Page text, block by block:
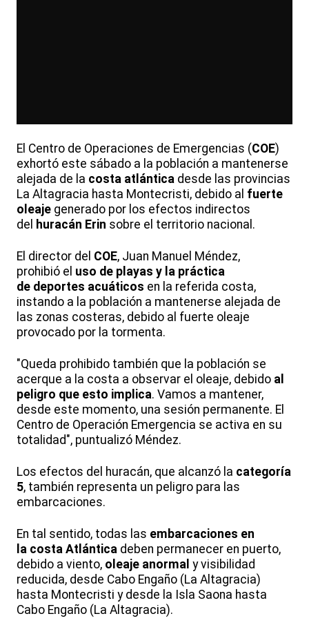
El Centro de Operaciones de Emergencias (COE)
exhortó este sábado a la población a mantenerse
alejada de la costa atlántica desde las provincias
La Altagracia hasta Montecristi, debido al fuerte
oleaje generado por los efectos indirectos
del huracán Erin sobre el territorio nacional.
El director del COE, Juan Manuel Méndez,
prohibió el uso de playas y la práctica
de deportes acuáticos en la referida costa,
instando a la población a mantenerse alejada de
las zonas costeras, debido al fuerte oleaje
provocado por la tormenta.
"Queda prohibido también que la población se
acerque a la costa a observar el oleaje, debido al
peligro que esto implica. Vamos a mantener,
desde este momento, una sesión permanente. El
Centro de Operación Emergencia se activa en su
totalidad", puntualizó Méndez.
Los efectos del huracán, que alcanzó la categoría
5, también representa un peligro para las
embarcaciones.
En tal sentido, todas las embarcaciones en
la costa Atlántica deben permanecer en puerto,
debido a viento, oleaje anormal y visibilidad
reducida, desde Cabo Engaño (La Altagracia)
hasta Montecristi y desde la Isla Saona hasta
Cabo Engaño (La Altagracia).